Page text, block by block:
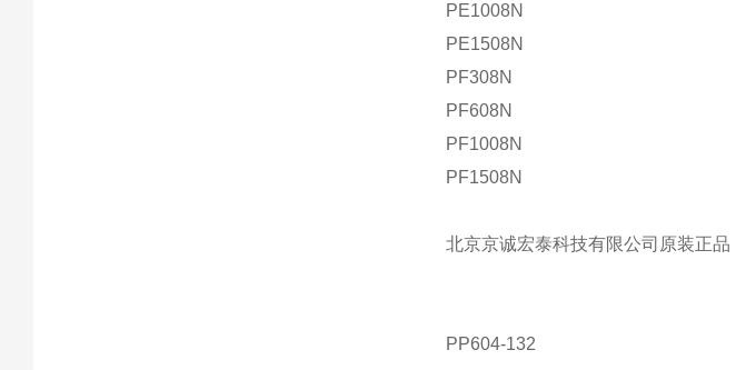
PE1008N
PE1508N
PF308N
PF608N
PF1008N
PF1508N
北京京诚宏泰科技有限公司原装正品
PP604-132